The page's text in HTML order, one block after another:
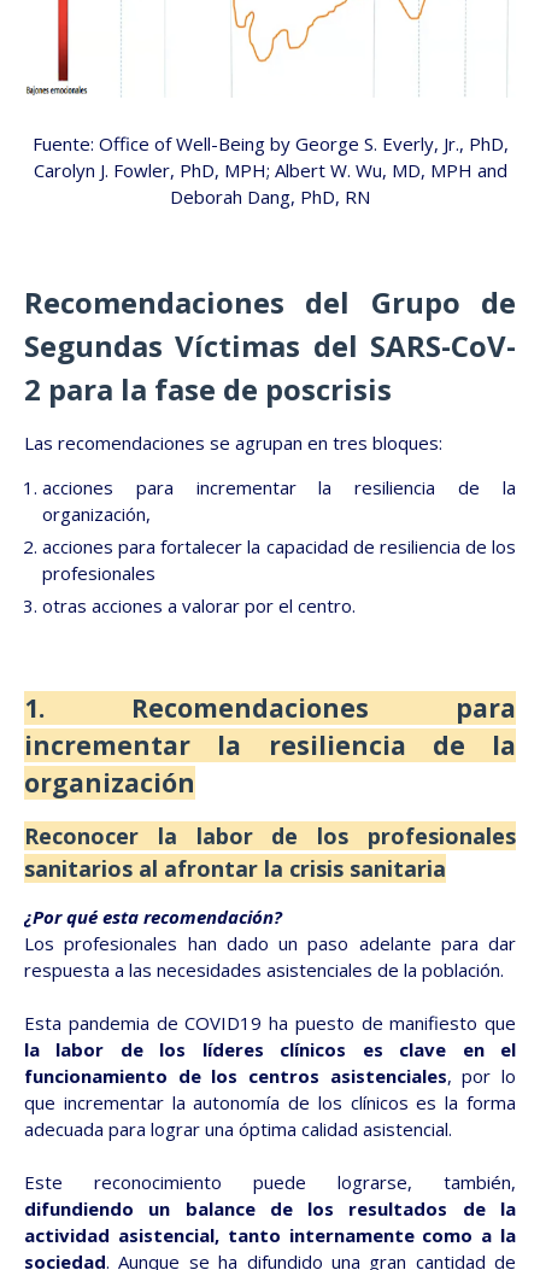
Fuente: Office of Well-Being by George S. Everly, Jr., PhD,
Carolyn J. Fowler, PhD, MPH; Albert W. Wu, MD, MPH and
Deborah Dang, PhD, RN
Recomendaciones del Grupo de
Segundas Víctimas del SARS-CoV-
2 para la fase de poscrisis
Las recomendaciones se agrupan en tres bloques:
acciones para incrementar la resiliencia de la
organización,
acciones para fortalecer la capacidad de resiliencia de los
profesionales
otras acciones a valorar por el centro.
1. Recomendaciones para
incrementar la resiliencia de la
organización
Reconocer la labor de los profesionales
sanitarios al afrontar la crisis sanitaria
¿Por qué esta recomendación?
Los profesionales han dado un paso adelante para dar
respuesta a las necesidades asistenciales de la población.
Esta pandemia de COVID19 ha puesto de manifiesto que
la labor de los líderes clínicos es clave en el
funcionamiento de los centros asistenciales, por lo
que incrementar la autonomía de los clínicos es la forma
adecuada para lograr una óptima calidad asistencial.
Este reconocimiento puede lograrse, también,
difundiendo un balance de los resultados de la
actividad asistencial, tanto internamente como a la
sociedad. Aunque se ha difundido una gran cantidad de